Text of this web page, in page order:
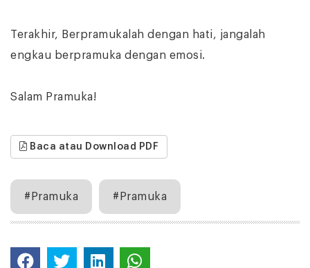
Terakhir, Berpramukalah dengan hati, jangalah
engkau berpramuka dengan emosi.
Salam Pramuka!
Baca atau Download PDF
#Pramuka #Pramuka